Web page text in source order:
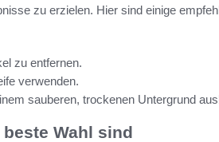
zu erzielen. Hier sind einige
zu entfernen.
verwenden.
sauberen, trockenen Untergrund
Wahl sind